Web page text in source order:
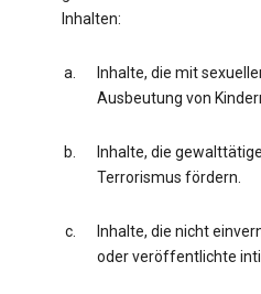
Inhalten:
Inhalte, die mit
Ausbeutung von
Inhalte, die
Terrorismus fördern.
Inhalte, die nicht
oder veröffentlichte